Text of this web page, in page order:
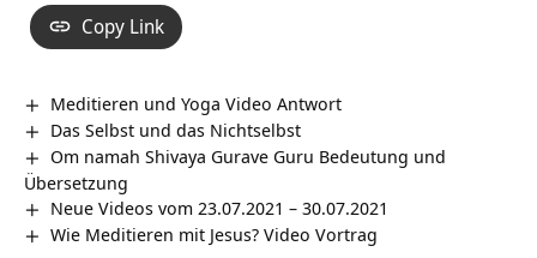
Copy Link
Meditieren und Yoga Video Antwort
Das Selbst und das Nichtselbst
Om namah Shivaya Gurave Guru Bedeutung und
Übersetzung
Neue Videos vom 23.07.2021 – 30.07.2021
Wie Meditieren mit Jesus? Video Vortrag